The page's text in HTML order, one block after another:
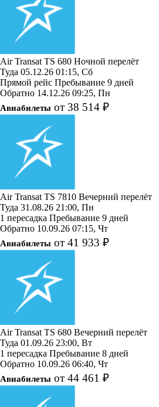
Air Transat TS 680 Ночной перелёт
Туда 05.12.26 01:15, Сб
Прямой рейс Пребывание 9 дней
Обратно 14.12.26 09:25, Пн
Авиабилеты от 38 514 ₽
Air Transat TS 7810 Вечерний перелёт
Туда 31.08.26 21:00, Пн
1 пересадка Пребывание 9 дней
Обратно 10.09.26 07:15, Чт
Авиабилеты от 41 933 ₽
Air Transat TS 680 Вечерний перелёт
Туда 01.09.26 23:00, Вт
1 пересадка Пребывание 8 дней
Обратно 10.09.26 06:40, Чт
Авиабилеты от 44 461 ₽